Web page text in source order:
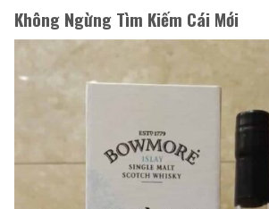
Không Ngừng Tìm Kiếm Cái Mới